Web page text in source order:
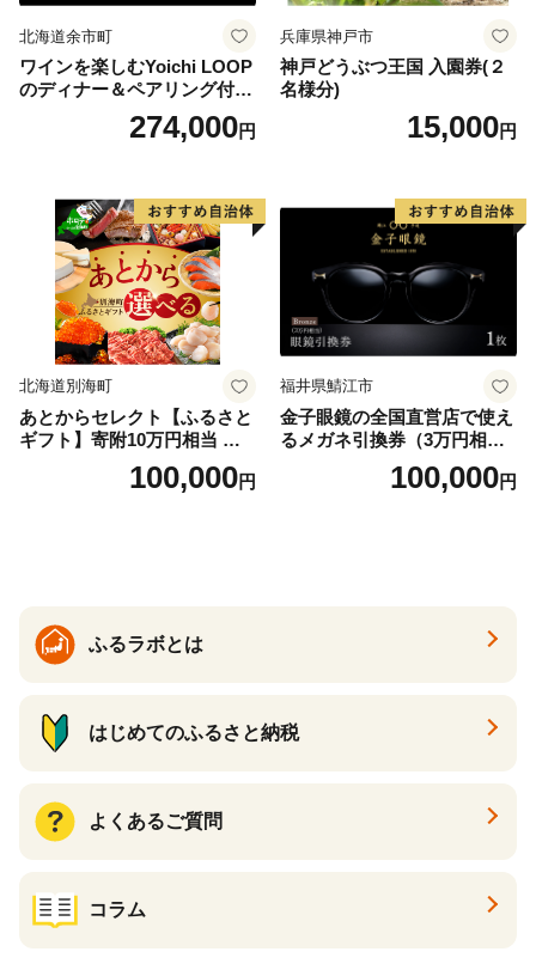
北海道余市町
ワインを楽しむYoichi LOOP
のディナー＆ペアリング付宿
泊プラン＜デラックスツイン
274,000円
兵庫県神戸市
神戸どうぶつ王国 入園券(２
名様分)
15,000円
北海道別海町
あとからセレクト【ふるさと
ギフト】寄附10万円相当 あ
とから選べる！ ギフト いく
ら ほたて 海鮮 牛肉 別海町
ギフト ふるさと納税 ）
100,000円
福井県鯖江市
金子眼鏡の全国直営店で使え
るメガネ引換券（3万円相
100,000円
ふるラボとは
はじめてのふるさと納税
よくあるご質問
コラム